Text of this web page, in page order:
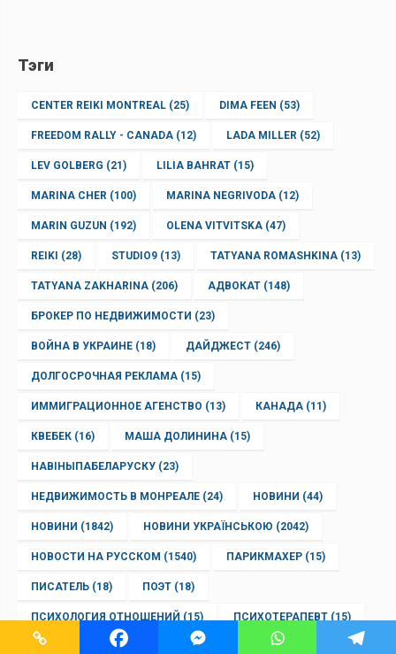
Тэги
CENTER REIKI MONTREAL (25) DIMA FEEN (53)
FREEDOM RALLY - CANADA (12) LADA MILLER (52)
LEV GOLBERG (21) LILIA BAHRAT (15)
MARINA CHER (100) MARINA NEGRIVODA (12)
MARIN GUZUN (192) OLENA VITVITSKA (47)
REIKI (28) STUDIO9 (13) TATYANA ROMASHKINA (13)
TATYANA ZAKHARINA (206) АДВОКАТ (148)
БРОКЕР ПО НЕДВИЖИМОСТИ (23)
ВОЙНА В УКРАИНЕ (18) ДАЙДЖЕСТ (246)
ДОЛГОСРОЧНАЯ РЕКЛАМА (15)
ИММИГРАЦИОННОЕ АГЕНСТВО (13) КАНАДА (11)
КВЕБЕК (16) МАША ДОЛИНИНА (15)
НАВІНЫПАБЕЛАРУСКУ (23)
НЕДВИЖИМОСТЬ В МОНРЕАЛЕ (24) НОВИНИ (44)
НОВИНИ (1842) НОВИНИ УКРАЇНСЬКОЮ (2042)
НОВОСТИ НА РУССКОМ (1540) ПАРИКМАХЕР (15)
ПИСАТЕЛЬ (18) ПОЭТ (18)
ПСИХОЛОГИЯ ОТНОШЕНИЙ (15) ПСИХОТЕРАПЕВТ (15)
РАССКАЗ РЕКЛАМА В МОНРЕАЛЕ (19)